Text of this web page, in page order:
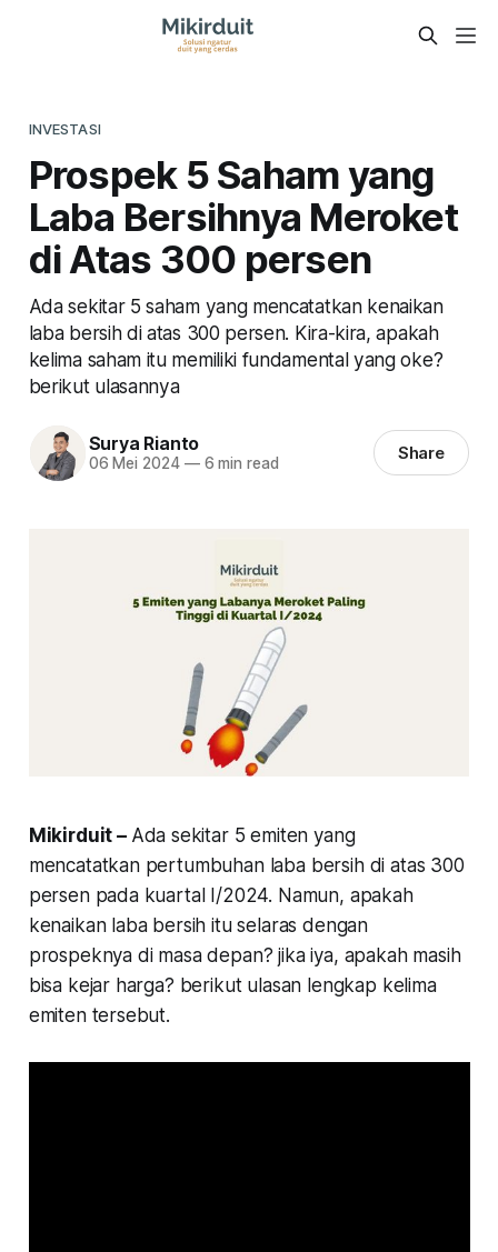
INVESTASI
Prospek 5 Saham yang
Laba Bersihnya Meroket
di Atas 300 persen
Ada sekitar 5 saham yang mencatatkan kenaikan
laba bersih di atas 300 persen. Kira-kira, apakah
kelima saham itu memiliki fundamental yang oke?
berikut ulasannya
Surya Rianto
06 Mei 2024 —6 min read Share
Mikirduit – Ada sekitar 5 emiten yang
mencatatkan pertumbuhan laba bersih di atas 300
persen pada kuartal I/2024. Namun, apakah
kenaikan laba bersih itu selaras dengan
prospeknya di masa depan? jika iya, apakah masih
bisa kejar harga? berikut ulasan lengkap kelima
emiten tersebut.